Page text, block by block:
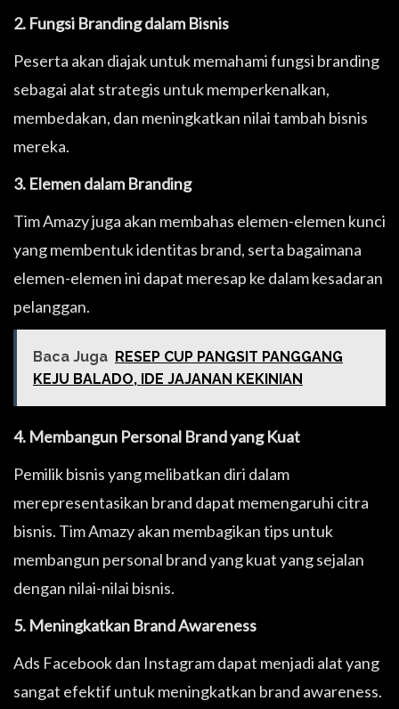
2. Fungsi Branding dalam Bisnis
Peserta akan diajak untuk memahami fungsi branding
sebagai alat strategis untuk memperkenalkan,
membedakan, dan meningkatkan nilai tambah bisnis
mereka.
3. Elemen dalam Branding
Tim Amazy juga akan membahas elemen-elemen kunci
yang membentuk identitas brand, serta bagaimana
elemen-elemen ini dapat meresap ke dalam kesadaran
pelanggan.
Baca Juga RESEP CUP PANGSIT PANGGANG
KEJU BALADO, IDE JAJANAN KEKINIAN
4. Membangun Personal Brand yang Kuat
Pemilik bisnis yang melibatkan diri dalam
merepresentasikan brand dapat memengaruhi citra
bisnis. Tim Amazy akan membagikan tips untuk
membangun personal brand yang kuat yang sejalan
dengan nilai-nilai bisnis.
5. Meningkatkan Brand Awareness
Ads Facebook dan Instagram dapat menjadi alat yang
sangat efektif untuk meningkatkan brand awareness.